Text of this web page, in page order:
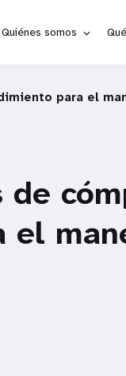
Quiénes somos
para el
el